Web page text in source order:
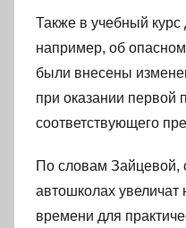
Также в учебный
например, об
были внесены
при оказании первой
соответствующего
По словам Зайцевой,
автошколах увеличат
времени для